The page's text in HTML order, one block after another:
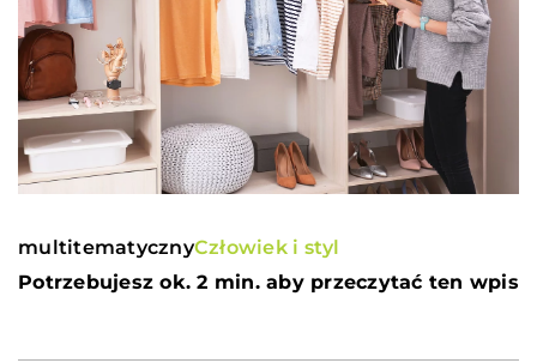
multitematycznyCzłowiek i styl
Potrzebujesz ok. 2 min. aby przeczytać ten wpis